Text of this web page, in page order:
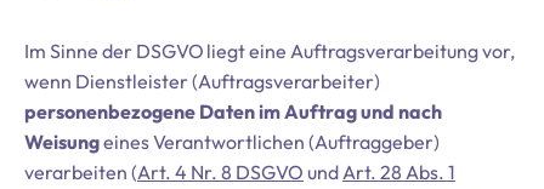
Im Sinne der DSGVO liegt eine Auftragsverarbeitung vor,
wenn Dienstleister (Auftragsverarbeiter)
personenbezogene Daten im Auftrag und nach
Weisungeines Verantwortlichen (Auftraggeber)
verarbeiten (Art. 4 Nr. 8 DSGVO undArt. 28 Abs. 1